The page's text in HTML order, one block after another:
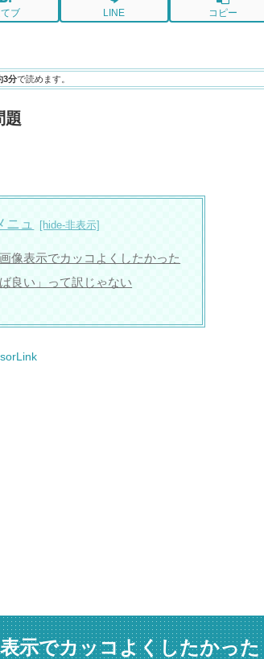
ブ LINE コピー
3分で読めます。
題
ニュ
像表示でカッコよくしたかった
良い」って訳じゃない
示でカッコよくしたかった